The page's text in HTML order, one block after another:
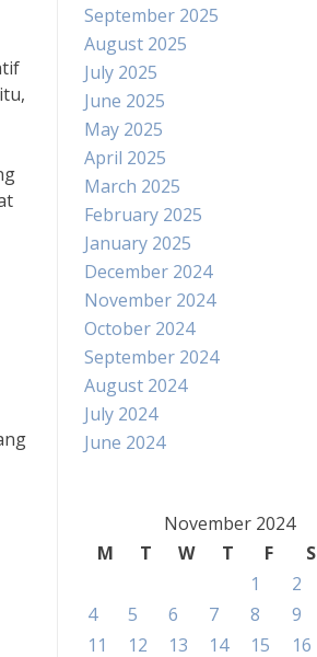
September 2025
August 2025
July 2025
June 2025
May 2025
April 2025
March 2025
February 2025
January 2025
December 2024
November 2024
October 2024
September 2024
August 2024
July 2024
June 2024
November 2024
M
T W T F S
1
2
4
5 6 7 8 9
11
12 13 14 15 16